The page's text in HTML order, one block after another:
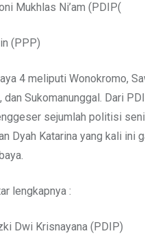
Mukhlas Ni’am (PDIP(
(PPP)
4 meliputi Wonokromo,
dan Sukomanunggal. Dari
sejumlah politisi
Dyah Katarina yang kali ini
lengkapnya :
Dwi Krisnayana (PDIP)